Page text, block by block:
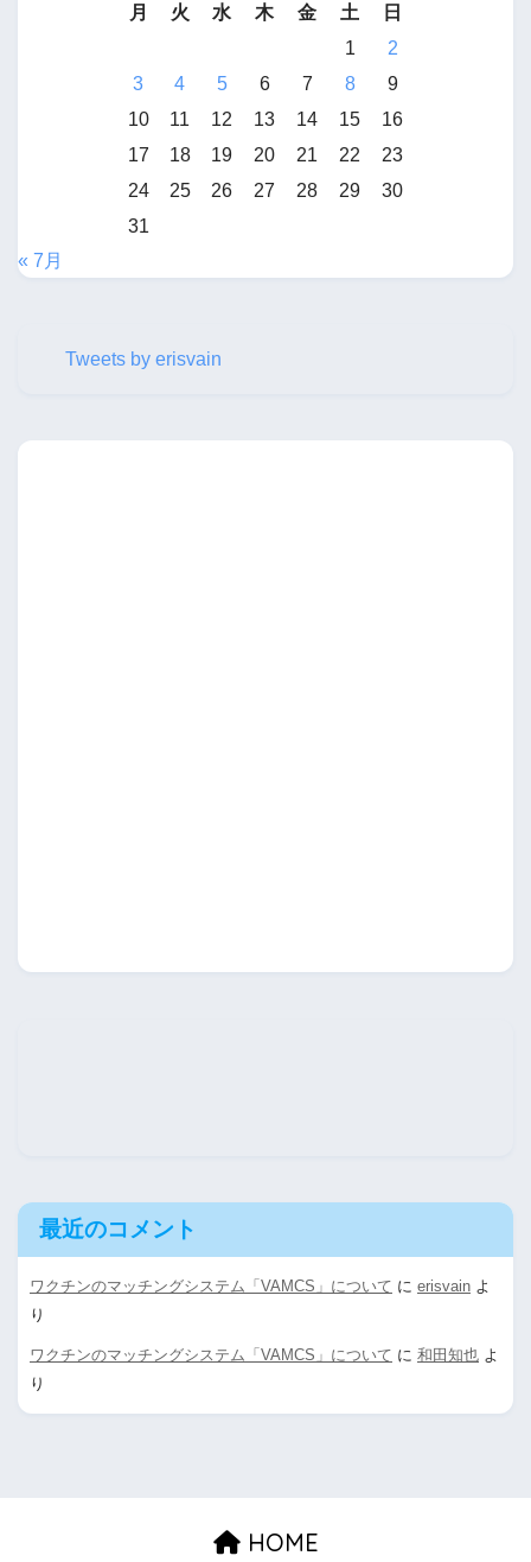
月
火 水 木 金 土
日
1
2
3
4 5 6 7 8
9
10
11 12 13 14 15
16
17
18 19 20 21 22
23
24
25 26 27 28 29
30
31
« 7月
Tweets by erisvain
最近のコメント
ワクチンのマッチングシステム「VAMCS」について に erisvain よ
り
ワクチンのマッチングシステム「VAMCS」について に 和田知也 よ
り
HOME